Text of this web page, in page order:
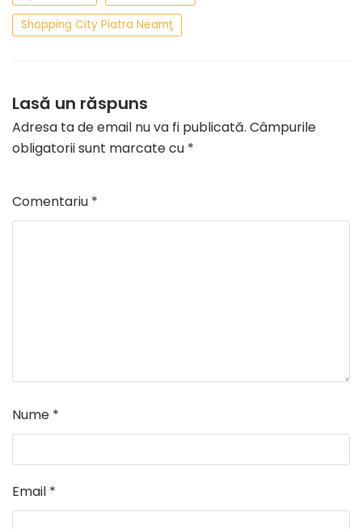
Shopping City Piatra Neamţ
Lasă un răspuns
Adresa ta de email nu va fi publicată. Câmpurile
obligatorii sunt marcate cu *
Comentariu *
Nume *
Email *